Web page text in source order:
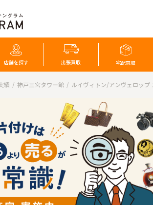
店舗を探す 出張買取 宅配買取
績 神戸三宮タワー館 ルイヴィトン/アンヴェロップ